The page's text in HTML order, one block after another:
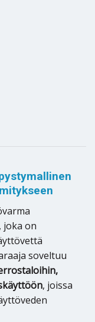
, joka on
soveltuu
, joissa